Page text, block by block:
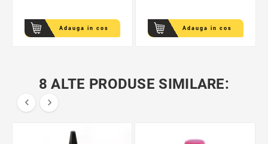
Adauga in cos Adauga in cos
8 ALTE PRODUSE SIMILARE:
 